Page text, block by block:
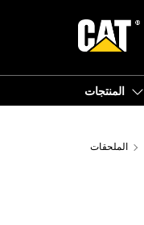
المنتجات
الملحقات